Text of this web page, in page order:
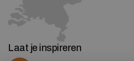
Laat je inspireren